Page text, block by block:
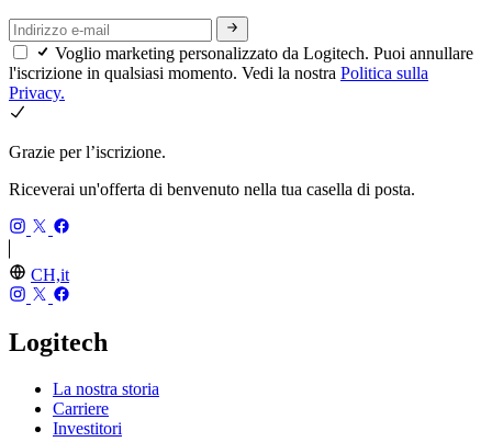
Voglio marketing personalizzato da Logitech. Puoi annullare
l'iscrizione in qualsiasi momento. Vedi la nostra Politica sulla
Privacy.
Grazie per l’iscrizione.
Riceverai un'offerta di benvenuto nella tua casella di posta.
CH,it
Logitech
La nostra storia
Carriere
Investitori